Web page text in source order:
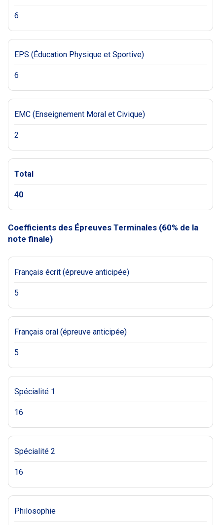
6
EPS (Éducation Physique et Sportive)
6
EMC (Enseignement Moral et Civique)
2
Total
40
Coefficients des Épreuves Terminales (60% de la
note finale)
Français écrit (épreuve anticipée)
5
Français oral (épreuve anticipée)
5
Spécialité 1
16
Spécialité 2
16
Philosophie